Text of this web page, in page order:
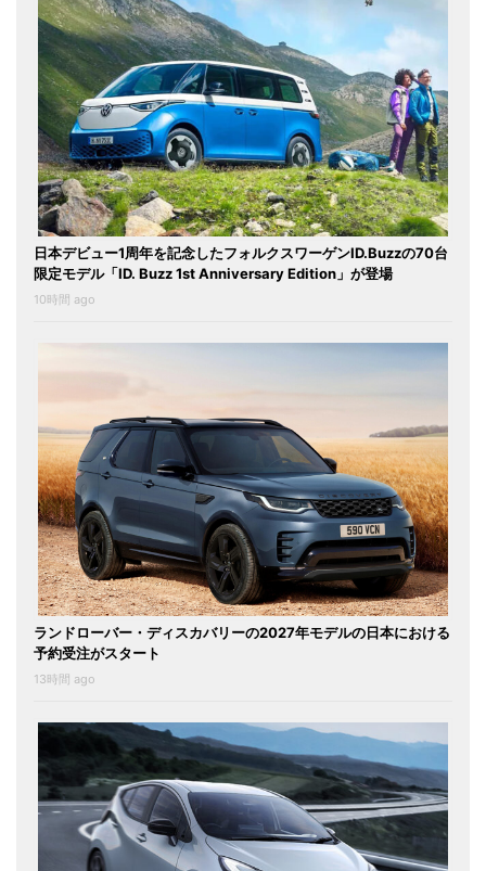
日本デビュー1周年を記念したフォルクスワーゲンID.Buzzの70台
限定モデル「ID. Buzz 1st Anniversary Edition」が登場
10時間 ago
ランドローバー・ディスカバリーの2027年モデルの日本における
予約受注がスタート
13時間 ago